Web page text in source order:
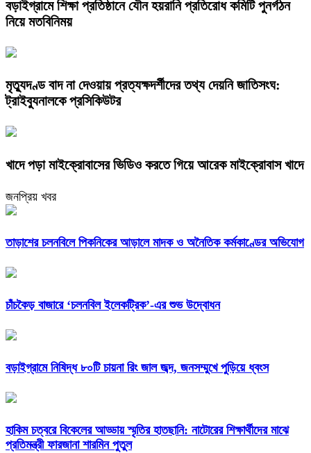
বড়াইগ্রামে শিক্ষা প্রতিষ্ঠানে যৌন হয়রানি প্রতিরোধ কমিটি পুনর্গঠন
নিয়ে মতবিনিময়
মৃত্যুদণ্ড বাদ না দেওয়ায় প্রত্যক্ষদর্শীদের তথ্য দেয়নি জাতিসংঘ:
ট্রাইব্যুনালকে প্রসিকিউটর
খাদে পড়া মাইক্রোবাসের ভিডিও করতে গিয়ে আরেক মাইক্রোবাস খাদে
জনপ্রিয় খবর
তাড়াশের চলনবিলে পিকনিকের আড়ালে মাদক ও অনৈতিক কর্মকাণ্ডের অভিযোগ
চাঁচকৈড় বাজারে ‘চলনবিল ইলেকট্রিক’-এর শুভ উদ্বোধন
বড়াইগ্রামে নিষিদ্ধ ৮০টি চায়না রিং জাল জব্দ, জনসম্মুখে পুড়িয়ে ধ্বংস
হাকিম চত্বরে বিকেলের আড্ডায় স্মৃতির হাতছানি: নাটোরের শিক্ষার্থীদের মাঝে
প্রতিমন্ত্রী ফারজানা শারমিন পুতুল